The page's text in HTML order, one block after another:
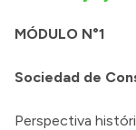
MÓDULO N°1
Sociedad de
Perspectiva